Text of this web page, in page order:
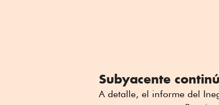
Subyacente
A detalle, el informe del